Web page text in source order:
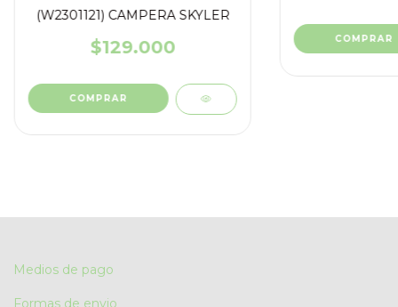
(W2301121) CAMPERA SKYLER
$129.000
COMPRAR
COMPRAR
Medios de pago
Formas de envio